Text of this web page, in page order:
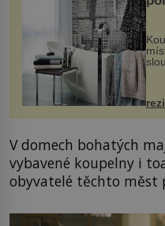
V domech bohatých
vybavené koupelny i
obyvatelé těchto měst